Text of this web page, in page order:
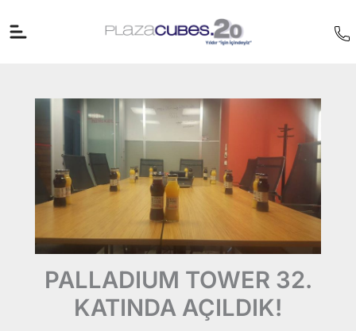
atla
PALLADIUM TOWER 32.
KATINDA AÇILDIK!